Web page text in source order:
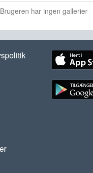
Brugeren har ingen gallerier